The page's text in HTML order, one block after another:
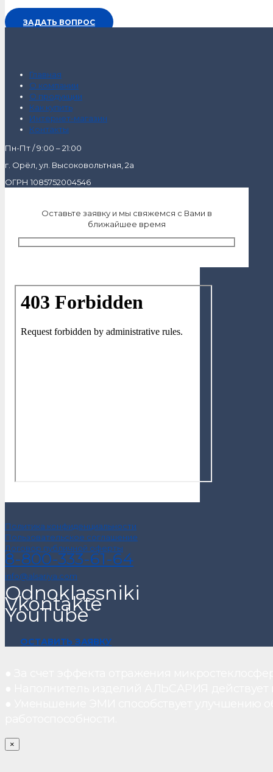
ЗАДАТЬ ВОПРОС
Главная
О компании
О продукции
Как купить
Интернет-магазин
Контакты
Пн-Пт / 9:00 – 21:00
г. Орёл, ул. Высоковольтная, 2а
ОГРН 1085752004546
Оставьте заявку и мы свяжемся с Вами в
ближайшее время
Политика конфиденциальности
Пользовательское соглашение
Договор публичной оферты
8-800-333-61-64
info@alsariya.com
Odnoklassniki
Vkontakte
YouTube
ОСТАВИТЬ ЗАЯВКУ
×